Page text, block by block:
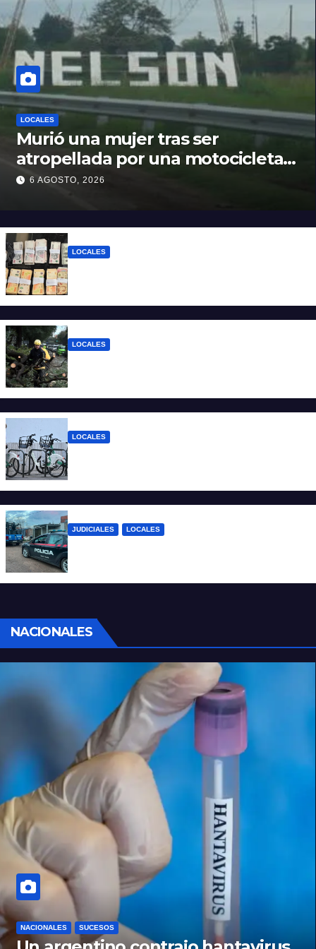
LOCALES
Murió una mujer tras ser
atropellada por una motocicleta
en Nelson
6 AGOSTO, 2026
LOCALES
LOCALES
LOCALES
JUDICIALES LOCALES
NACIONALES
NACIONALES SUCESOS